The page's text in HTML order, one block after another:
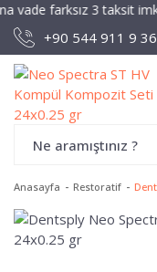
vade farksız 3 taksit
+90 544 911 9
Anasayfa Restoratif